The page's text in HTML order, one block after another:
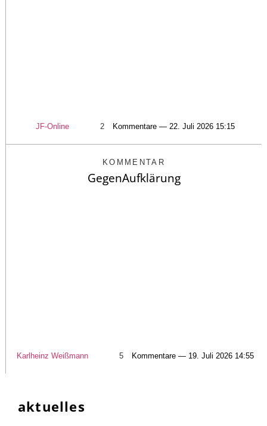
JF-Online 2 Kommentare — 22. Juli 2026 15:15
KOMMENTAR
GegenAufklärung
Karlheinz Weißmann 5 Kommentare — 19. Juli 2026 14:55
aktuelles